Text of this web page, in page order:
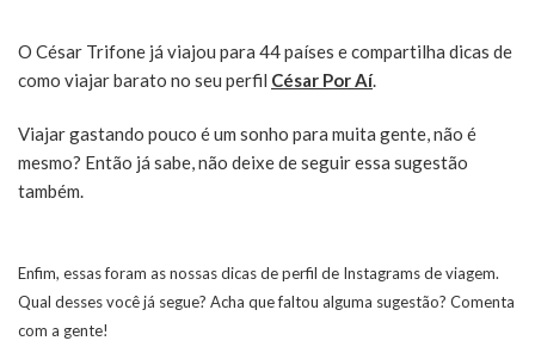
O César Trifone já viajou para 44 países e compartilha dicas de
como viajar barato no seu perfil César Por Aí.
Viajar gastando pouco é um sonho para muita gente, não é
mesmo? Então já sabe, não deixe de seguir essa sugestão
também.
Enfim, essas foram as nossas dicas de perfil de Instagrams de viagem.
Qual desses você já segue? Acha que faltou alguma sugestão? Comenta
com a gente!